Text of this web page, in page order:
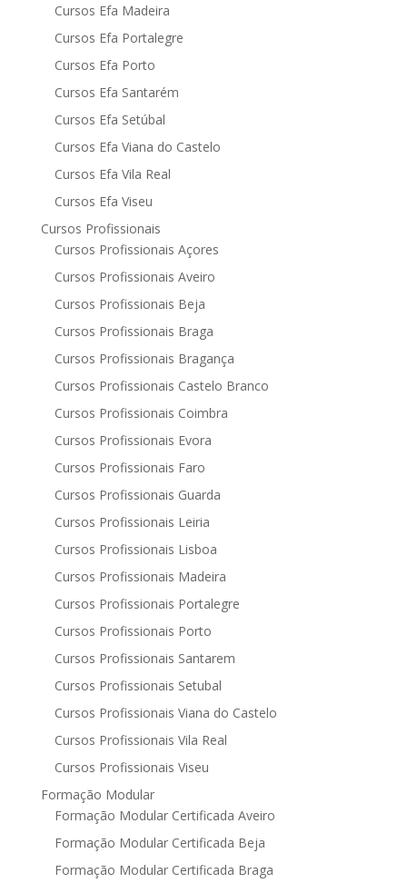
Cursos Efa Madeira
Cursos Efa Portalegre
Cursos Efa Porto
Cursos Efa Santarém
Cursos Efa Setúbal
Cursos Efa Viana do Castelo
Cursos Efa Vila Real
Cursos Efa Viseu
Cursos Profissionais
Cursos Profissionais Açores
Cursos Profissionais Aveiro
Cursos Profissionais Beja
Cursos Profissionais Braga
Cursos Profissionais Bragança
Cursos Profissionais Castelo Branco
Cursos Profissionais Coimbra
Cursos Profissionais Evora
Cursos Profissionais Faro
Cursos Profissionais Guarda
Cursos Profissionais Leiria
Cursos Profissionais Lisboa
Cursos Profissionais Madeira
Cursos Profissionais Portalegre
Cursos Profissionais Porto
Cursos Profissionais Santarem
Cursos Profissionais Setubal
Cursos Profissionais Viana do Castelo
Cursos Profissionais Vila Real
Cursos Profissionais Viseu
Formação Modular
Formação Modular Certificada Aveiro
Formação Modular Certificada Beja
Formação Modular Certificada Braga